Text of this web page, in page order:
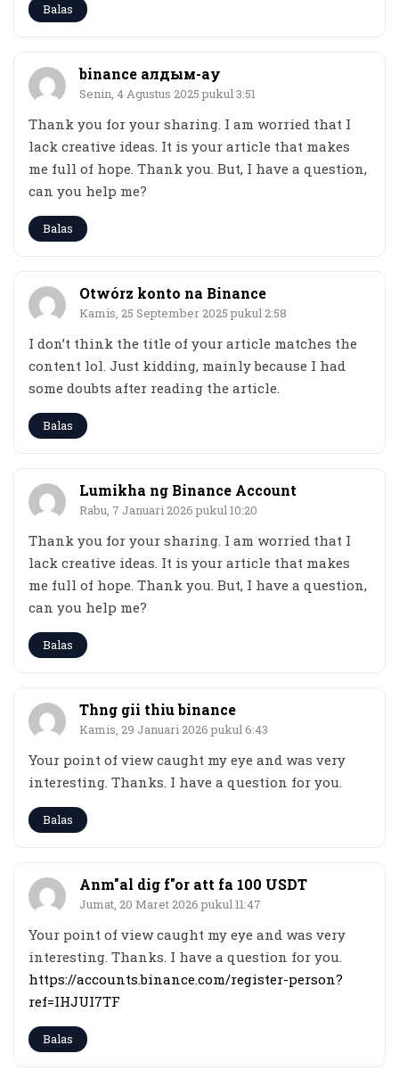
Balas
binance алдым-ау
Senin, 4 Agustus 2025 pukul 3:51
Thank you for your sharing. I am worried that I
lack creative ideas. It is your article that makes
me full of hope. Thank you. But, I have a question,
can you help me?
Balas
Otwórz konto na Binance
Kamis, 25 September 2025 pukul 2:58
I don’t think the title of your article matches the
content lol. Just kidding, mainly because I had
some doubts after reading the article.
Balas
Lumikha ng Binance Account
Rabu, 7 Januari 2026 pukul 10:20
Thank you for your sharing. I am worried that I
lack creative ideas. It is your article that makes
me full of hope. Thank you. But, I have a question,
can you help me?
Balas
Thng gii thiu binance
Kamis, 29 Januari 2026 pukul 6:43
Your point of view caught my eye and was very
interesting. Thanks. I have a question for you.
Balas
Anm"al dig f"or att fa 100 USDT
Jumat, 20 Maret 2026 pukul 11:47
Your point of view caught my eye and was very
interesting. Thanks. I have a question for you.
https://accounts.binance.com/register-person?
ref=IHJUI7TF
Balas